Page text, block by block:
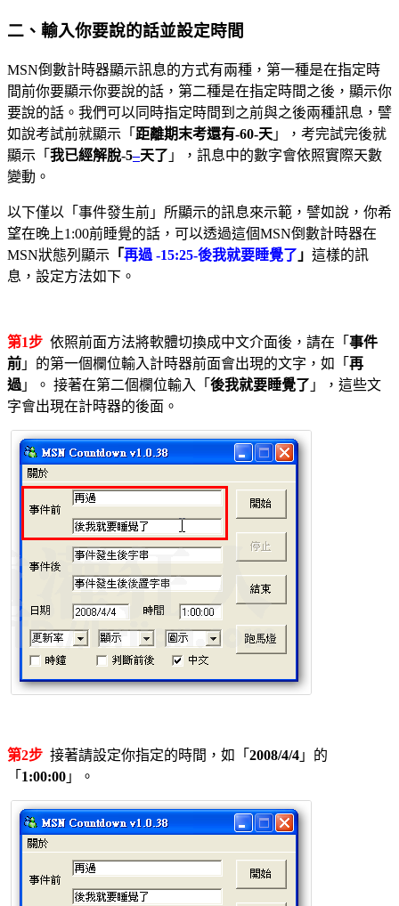
二、輸入你要說的話並設定時間
MSN倒數計時器顯示訊息的方式有兩種，第一種是在指定時
間前你要顯示你要說的話，第二種是在指定時間之後，顯示你
要說的話。我們可以同時指定時間到之前與之後兩種訊息，譬
如說考試前就顯示「 距離期末考還有-60-天 」，考完試完後就
顯示「 我已經解脫-5–天了 」，訊息中的數字會依照實際天數
變動。
以下僅以「事件發生前」所顯示的訊息來示範，譬如說，你希
望在晚上1:00前睡覺的話，可以透過這個MSN倒數計時器在
MSN狀態列顯示 「再過 -15:25-後我就要睡覺了 」 這樣的訊
息，設定方法如下。
第1步 依照前面方法將軟體切換成中文介面後，請在「 事件
前 」的第一個欄位輸入計時器前面會出現的文字，如「 再
過 」。 接著在第二個欄位輸入「 後我就要睡覺了 」，這些文
字會出現在計時器的後面。
第2步 接著請設定你指定的時間，如「 2008/4/4 」的
「 1:00:00 」。